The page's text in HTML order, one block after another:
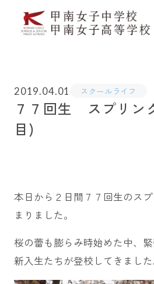
2019.04.01 スクールライフ
７７回生 スプリン
目)
本日から２日間７７回生のス
まりました。
桜の蕾も膨らみ時始めた中、
新入生たちが登校してきました